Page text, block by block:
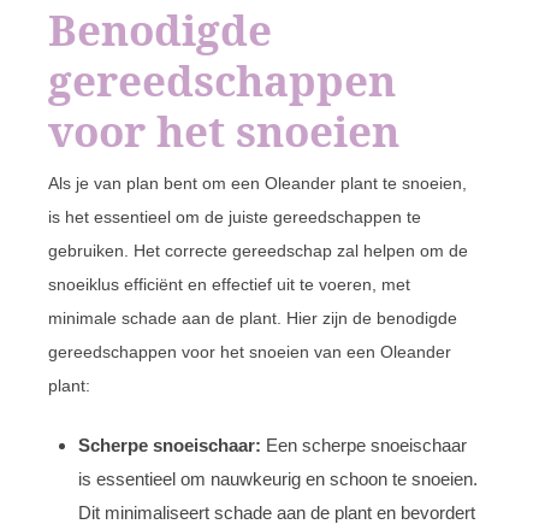
Benodigde
gereedschappen
voor het snoeien
Als je van plan bent om een Oleander plant te snoeien,
is het essentieel om de juiste gereedschappen te
gebruiken. Het correcte gereedschap zal helpen om de
snoeiklus efficiënt en effectief uit te voeren, met
minimale schade aan de plant. Hier zijn de benodigde
gereedschappen voor het snoeien van een Oleander
plant:
Scherpe snoeischaar: Een scherpe snoeischaar
is essentieel om nauwkeurig en schoon te snoeien.
Dit minimaliseert schade aan de plant en bevordert